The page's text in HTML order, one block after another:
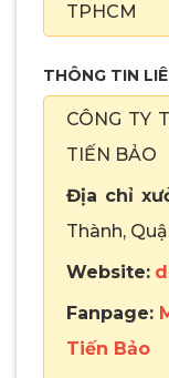
TPHCM
THÔNG TIN
CÔNG TY
TIẾN BẢO
Địa chỉ
Thành,
Website:
Fanpage:
Tiến Bảo